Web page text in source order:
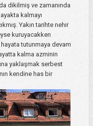
dikilmiş ve zamanında
kalmayı
Yakın tarihte nehir
kuruyacakken
hayata tutunmaya devam
kalma azminin
yaklaşmak serbest
kendine has bir